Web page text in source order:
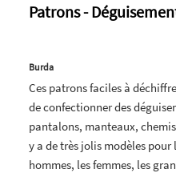
Patrons -
Burda
Ces patrons faciles à
de confectionner des
pantalons, manteaux,
y a de très jolis modèles pour
hommes, les femmes, les